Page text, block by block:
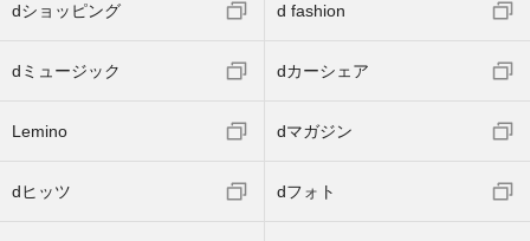
dショッピング d fashion
dミュージック dカーシェア
Lemino dマガジン
dヒッツ dフォト